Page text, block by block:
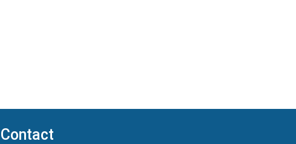
Contact